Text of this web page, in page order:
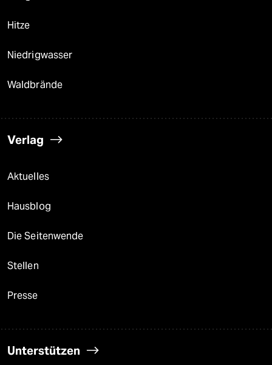
Hitze
Niedrigwasser
Waldbrände
Verlag
Aktuelles
Hausblog
Die Seitenwende
Stellen
Presse
Unterstützen